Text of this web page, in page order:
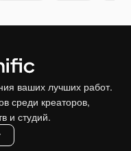
ваших лучших работ.
среди креаторов,
и студий.